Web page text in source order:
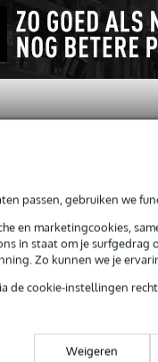
passen, gebruiken we
en marketingcookies,
in staat om je
Zo kunnen we je
de cookie-instellingen
Weigeren
35 mm